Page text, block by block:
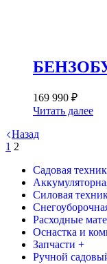
169 990 ₽
Читать далее
Назад
1 2
Садовая
Силовая
Расходные
Оснастка и
Запчасти +
Ручной